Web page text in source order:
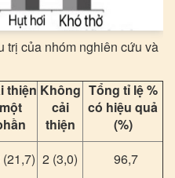
trị của nhóm nghiên cứu và
thiện
một
Không
cải
thiện
Tổng tỉ lệ %
có hiệu quả
(%)
(21,7) 2 (3,0)
96,7